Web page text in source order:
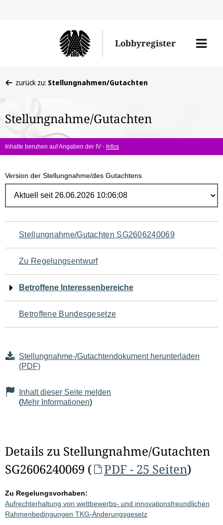
Lobbyregister
Menü
befinden
hier:
zurück zu: Stellungnahmen/Gutachten
Stellungnahme/Gutachten
Inhalte beruhen auf Angaben der IV - Infos
Version der Stellungnahme/des Gutachtens
Navigation
für
den
Seiteninhalt
Stellungnahme/Gutachten SG2606240069
Zu Regelungsentwurf
Betroffene Interessenbereiche
Betroffene Bundesgesetze
Stellungnahme-/Gutachtendokument herunterladen
(PDF)
Inhalt dieser Seite melden
(Mehr Informationen)
Details zu Stellungnahme/Gutachten
SG2606240069 (
PDF - 25 Seiten)
Zu Regelungsvorhaben:
Aufrechterhaltung von wettbewerbs- und innovationsfreundlichen
Rahmenbedingungen TKG-Änderungsgesetz